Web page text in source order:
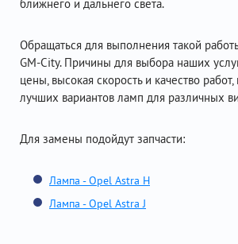
ближнего и дальнего света.
Обращаться для выполнения такой
GM-City. Причины для выбора наших
цены, высокая скорость и качество
лучших вариантов ламп для различных
Для замены подойдут запчасти:
Лампа - Opel Astra H
Лампа - Opel Astra J